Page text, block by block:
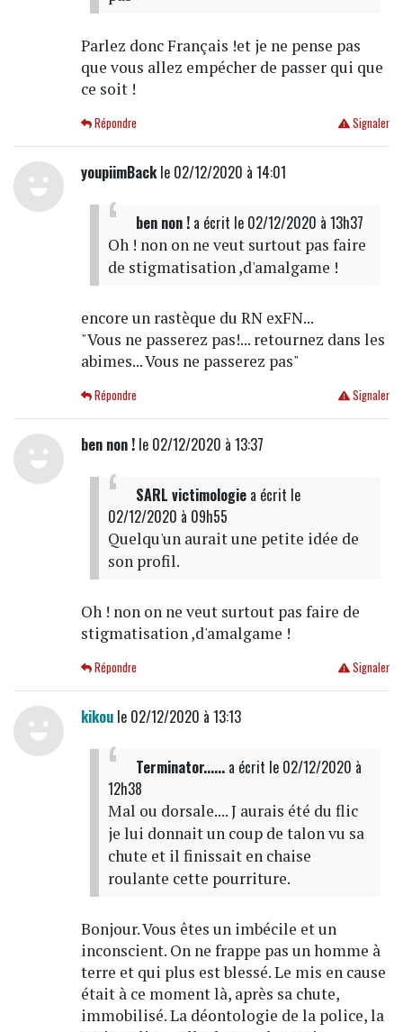
Parlez donc Français !et je ne pense pas
que vous allez empécher de passer qui que
ce soit !
Signaler
Répondre
youpiimBackle 02/12/2020 à 14:01
ben non !a écrit le 02/12/2020 à 13h37
Oh ! non on ne veut surtout pas faire
de stigmatisation ,d'amalgame !
encore un rastèque du RN exFN...
"Vous ne passerez pas!... retournez dans les
abimes... Vous ne passerez pas"
Signaler
Répondre
ben non !le 02/12/2020 à 13:37
SARL victimologiea écrit le
02/12/2020 à 09h55
Quelqu'un aurait une petite idée de
son profil.
Oh ! non on ne veut surtout pas faire de
stigmatisation ,d'amalgame !
Signaler
Répondre
kikoule 02/12/2020 à 13:13
Terminator......a écrit le 02/12/2020 à
12h38
Mal ou dorsale.... J aurais été du flic
je lui donnait un coup de talon vu sa
chute et il finissait en chaise
roulante cette pourriture.
Bonjour. Vous êtes un imbécile et un
inconscient. On ne frappe pas un homme à
terre et qui plus est blessé. Le mis en cause
était à ce moment là, après sa chute,
immobilisé. La déontologie de la police, la